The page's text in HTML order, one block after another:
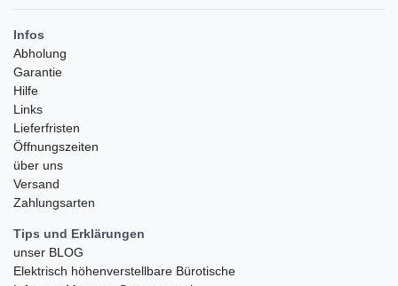
Infos
Abholung
Garantie
Hilfe
Links
Lieferfristen
Öffnungszeiten
über uns
Versand
Zahlungsarten
Tips und Erklärungen
unser BLOG
Elektrisch höhenverstellbare Bürotische